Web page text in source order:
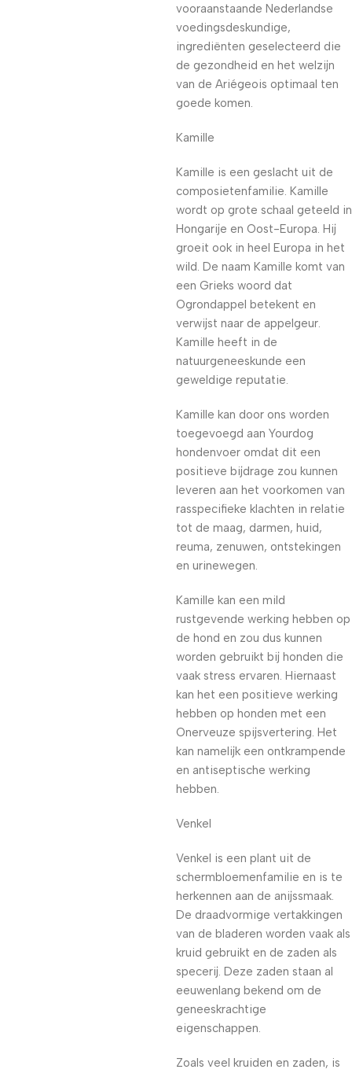
vooraanstaande Nederlandse
voedingsdeskundige,
ingrediënten geselecteerd die
de gezondheid en het welzijn
van de Ariégeois optimaal ten
goede komen.
Kamille
Kamille is een geslacht uit de
composietenfamilie. Kamille
wordt op grote schaal geteeld in
Hongarije en Oost-Europa. Hij
groeit ook in heel Europa in het
wild. De naam Kamille komt van
een Grieks woord dat
Ogrondappel betekent en
verwijst naar de appelgeur.
Kamille heeft in de
natuurgeneeskunde een
geweldige reputatie.
Kamille kan door ons worden
toegevoegd aan Yourdog
hondenvoer omdat dit een
positieve bijdrage zou kunnen
leveren aan het voorkomen van
rasspecifieke klachten in relatie
tot de maag, darmen, huid,
reuma, zenuwen, ontstekingen
en urinewegen.
Kamille kan een mild
rustgevende werking hebben op
de hond en zou dus kunnen
worden gebruikt bij honden die
vaak stress ervaren. Hiernaast
kan het een positieve werking
hebben op honden met een
Onerveuze spijsvertering. Het
kan namelijk een ontkrampende
en antiseptische werking
hebben.
Venkel
Venkel is een plant uit de
schermbloemenfamilie en is te
herkennen aan de anijssmaak.
De draadvormige vertakkingen
van de bladeren worden vaak als
kruid gebruikt en de zaden als
specerij. Deze zaden staan al
eeuwenlang bekend om de
geneeskrachtige
eigenschappen.
Zoals veel kruiden en zaden, is